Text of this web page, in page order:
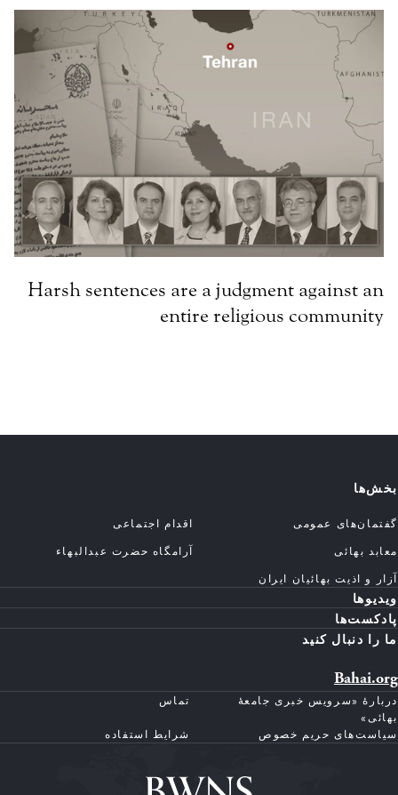
Harsh sentences are a judgment against an
entire religious community
بخش‌ها
گفتمان‌های عمومی
اقدام اجتماعی
معابد بهائی
آرامگاه حضرت عبدالبهاء
آزار و اذیت بهائیان ایران
ویدیوها
پادکست‌ها
ما را دنبال کنید
Bahai.org
دربارهٔ «سرویس خبری جامعهٔ
بهائی»
تماس
سیاست‌های حریم خصوص شرایط استفاده